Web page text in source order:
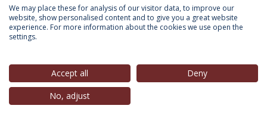
We may place these for analysis of our visitor data, to improve our
website, show personalised content and to give you a great website
experience. For more information about the cookies we use open the
settings.
Accept all
Deny
No, adjust